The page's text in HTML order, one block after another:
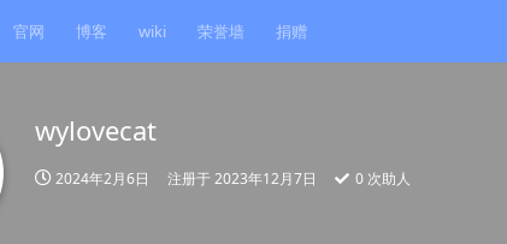
官网 博客 wiki 荣誉墙 捐赠
wylovecat
2024年2月6日 注册于2023年12月7日 0 次助人